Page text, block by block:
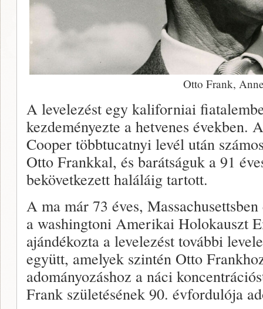
Otto Frank,
A levelezést egy kaliforniai
kezdeményezte a hetvenes években.
Cooper többtucatnyi levél után
Otto Frankkal, és barátságuk a 91
bekövetkezett haláláig tartott.
A ma már 73 éves,
a washingtoni Amerikai Holokauszt
ajándékozta a levelezést további
együtt, amelyek szintén Otto
adományozáshoz a náci
Frank születésének 90. évfordulója